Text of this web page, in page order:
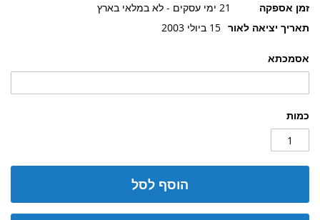
אסמכתא
כמות
הוסף לסל
זמן אספקה
21 ימי עסקים - לא במלאי בארץ
תאריך יציאה לאור 15 ביולי 2003